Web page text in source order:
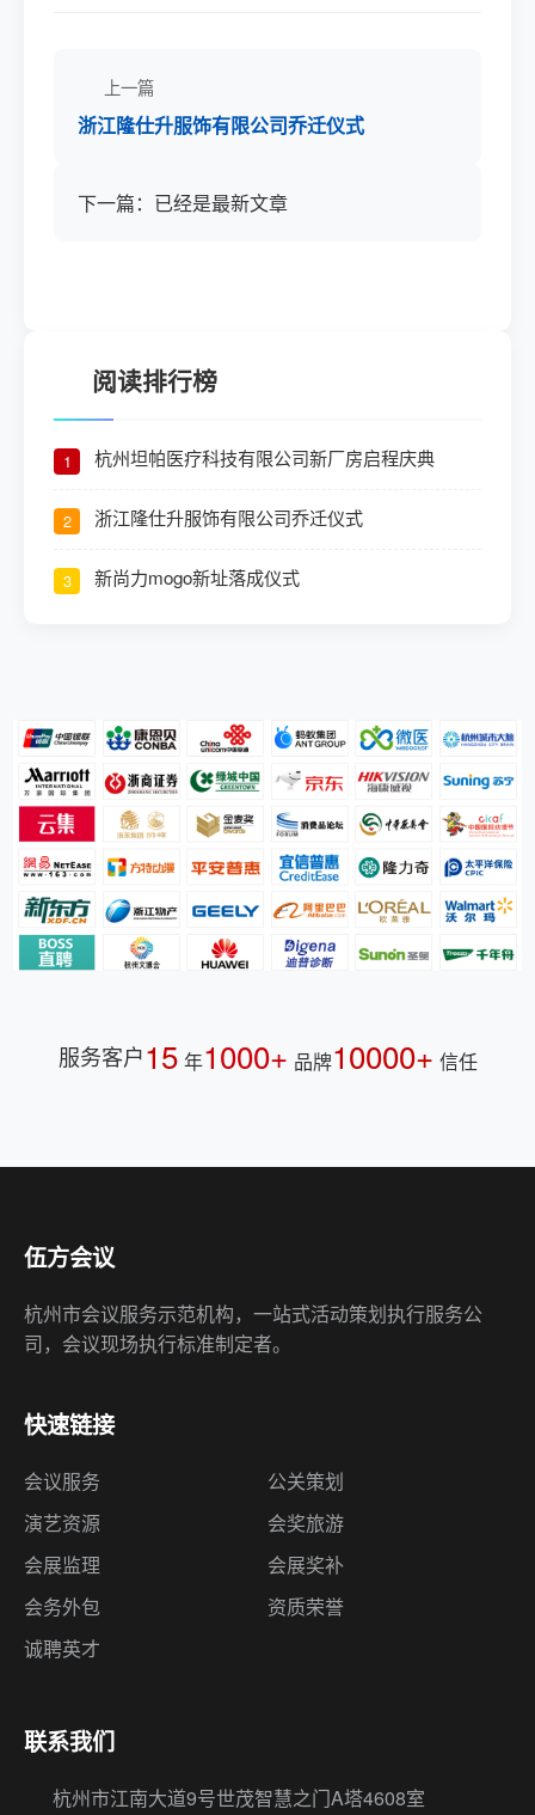
上一篇
浙江隆仕升服饰有限公司乔迁仪式
下一篇：已经是最新文章
阅读排行榜
1 杭州坦帕医疗科技有限公司新厂房启程庆典
2 浙江隆仕升服饰有限公司乔迁仪式
3 新尚力mogo新址落成仪式
服务客户15 年1000+ 品牌10000+ 信任
伍方会议
杭州市会议服务示范机构，一站式活动策划执行服务公
司，会议现场执行标准制定者。
快速链接
会议服务
公关策划
演艺资源
会奖旅游
会展监理
会展奖补
会务外包
资质荣誉
诚聘英才
联系我们
杭州市江南大道9号世茂智慧之门A塔4608室